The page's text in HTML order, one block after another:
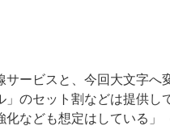
ービスと、今回大文字へ
」のセット割などは提供し
化なども想定はしている」